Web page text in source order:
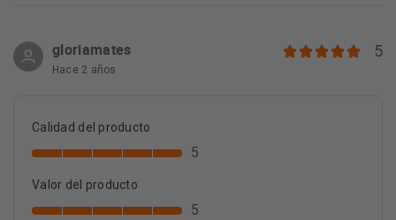
gloriamates
Hace 2 años
5
Calidad del producto
5
Valor del producto
5